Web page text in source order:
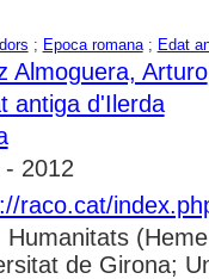
; Epoca romana; Edat
Almoguera, Arturo
antiga d'Ilerda
- 2012
raco.cat/
Humanitats
de Girona;